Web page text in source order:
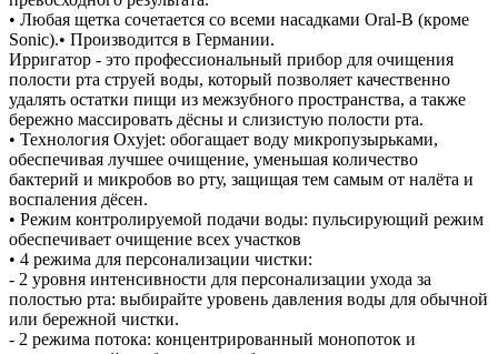
• Любая щетка сочетается со всеми насадками Oral-B (кроме
Sonic).• Производится в Германии.
Ирригатор - это профессиональный прибор для очищения
полости рта струей воды, который позволяет качественно
удалять остатки пищи из межзубного пространства, а также
бережно массировать дёсны и слизистую полости рта.
• Технология Oxyjet: обогащает воду микропузырьками,
обеспечивая лучшее очищение, уменьшая количество
бактерий и микробов во рту, защищая тем самым от налёта и
воспаления дёсен.
• Режим контролируемой подачи воды: пульсирующий режим
обеспечивает очищение всех участков
• 4 режима для персонализации чистки:
- 2 уровня интенсивности для персонализации ухода за
полостью рта: выбирайте уровень давления воды для обычной
или бережной чистки.
- 2 режима потока: концентрированный монопоток и